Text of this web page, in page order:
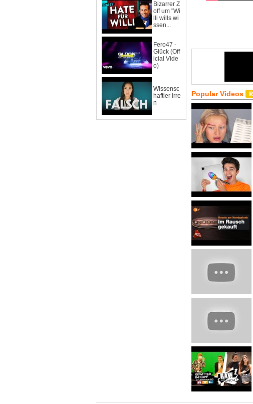
Bizarrer Z
off um "Wi
lli wills wi
ssen...
Fero47 -
Glück (Off
icial Vide
o)
Wissensc
haftler irre
n
Popular Videos